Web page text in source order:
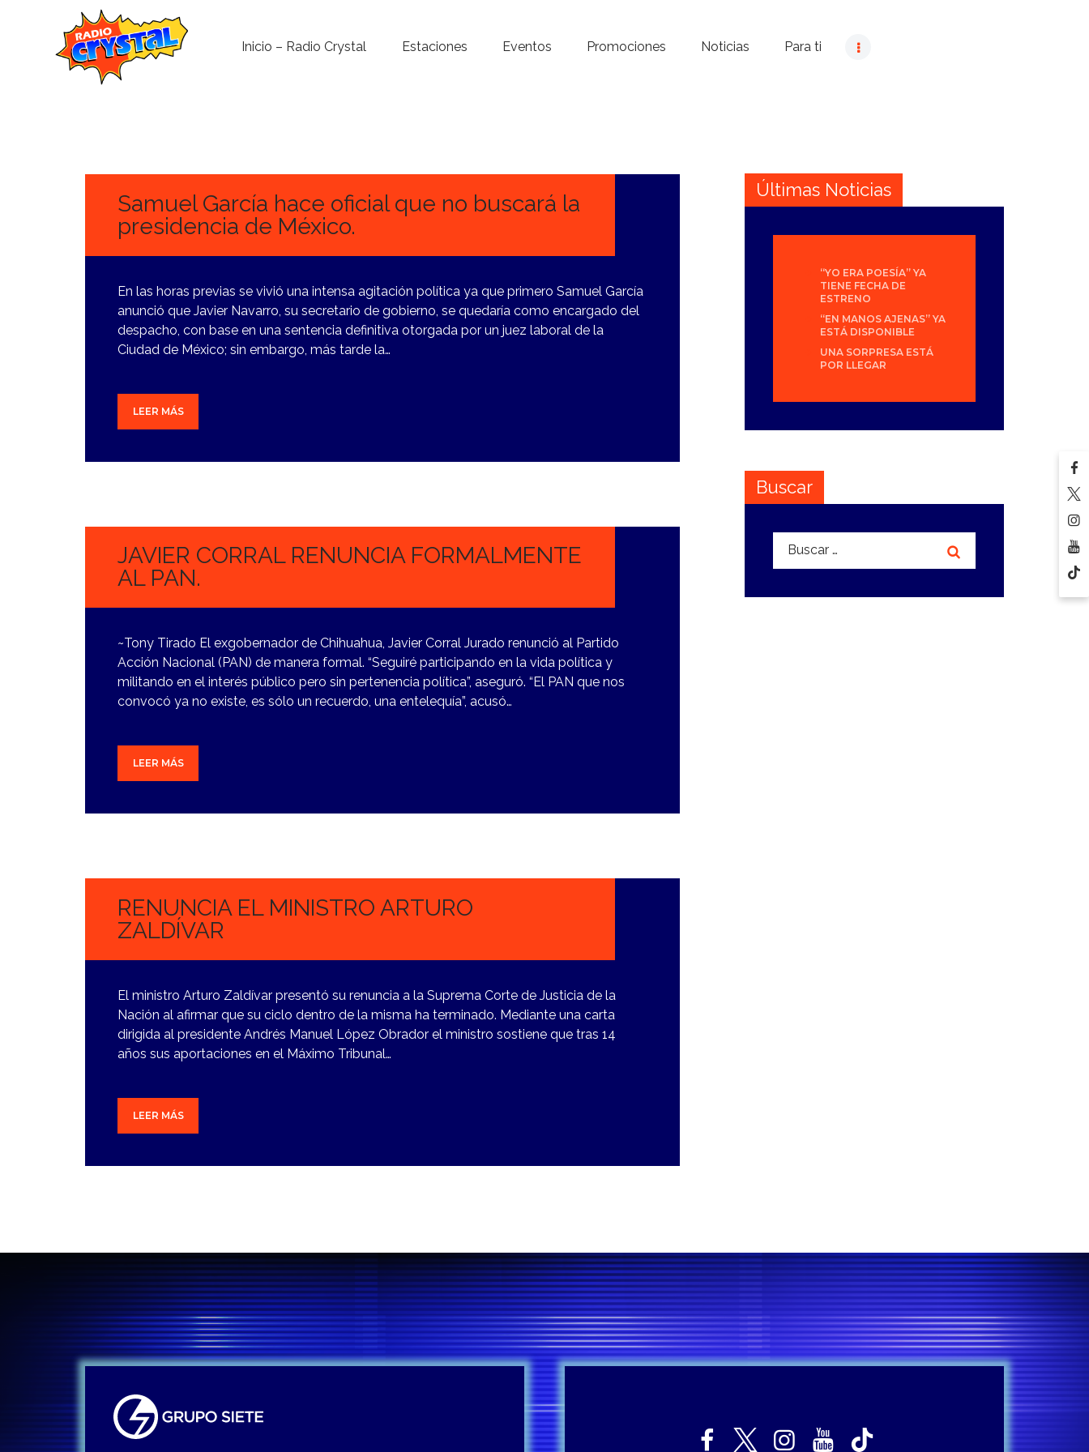
Inicio – Radio Crystal Estaciones Eventos Promociones Noticias Para ti
Noticias
Contacto
Samuel García hace oficial que no buscará la
presidencia de México.
En las horas previas se vivió una intensa agitación política ya que primero Samuel García
anunció que Javier Navarro, su secretario de gobierno, se quedaría como encargado del
despacho, con base en una sentencia definitiva otorgada por un juez laboral de la
Ciudad de México; sin embargo, más tarde la…
LEER MÁS
JAVIER CORRAL RENUNCIA FORMALMENTE
AL PAN.
~Tony Tirado El exgobernador de Chihuahua, Javier Corral Jurado renunció al Partido
Acción Nacional (PAN) de manera formal. “Seguiré participando en la vida política y
militando en el interés público pero sin pertenencia política”, aseguró. “El PAN que nos
convocó ya no existe, es sólo un recuerdo, una entelequía”, acusó…
LEER MÁS
RENUNCIA EL MINISTRO ARTURO
ZALDÍVAR
El ministro Arturo Zaldívar presentó su renuncia a la Suprema Corte de Justicia de la
Nación al afirmar que su ciclo dentro de la misma ha terminado. Mediante una carta
dirigida al presidente Andrés Manuel López Obrador el ministro sostiene que tras 14
años sus aportaciones en el Máximo Tribunal…
LEER MÁS
Últimas Noticias
“YO ERA POESÍA” YA
TIENE FECHA DE
ESTRENO
“EN MANOS AJENAS” YA
ESTÁ DISPONIBLE
UNA SORPRESA ESTÁ
POR LLEGAR
Buscar
Buscar: